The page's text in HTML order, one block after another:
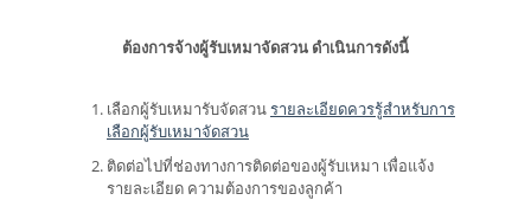
ต้องการจ้างผู้รับเหมาจัดสวน ดำเนินการดังนี้
เลือกผู้รับเหมารับจัดสวนรายละเอียดควรรู้สำหรับการ
เลือกผู้รับเหมาจัดสวน
ติดต่อไปที่ช่องทางการติดต่อของผู้รับเหมา เพื่อแจ้ง
รายละเอียด ความต้องการของลูกค้า